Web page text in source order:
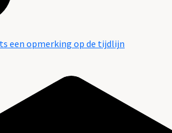
een opmerking op de tijdlijn